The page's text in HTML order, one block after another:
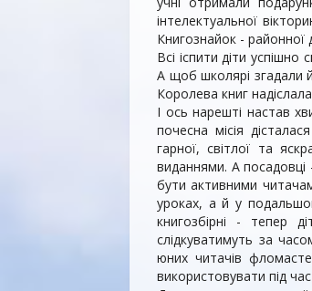
інтелектуальної
Книгознайок - районної
Всі іспити діти
А щоб школярі згадали
Королева книг
І ось нарешті настав
почесна місія
гарної, світлої та
виданнями. А
бути активними
уроках, а й у
книгозбірні - тепер
слідкуватимуть за
юних читачів
використовувати під час